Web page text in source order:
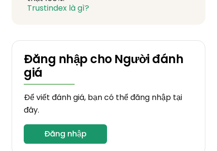
Trustindex là gì?
Đăng nhập cho Người đánh
giá
Để viết đánh giá, bạn có thể đăng nhập tại
đây.
Đăng nhập